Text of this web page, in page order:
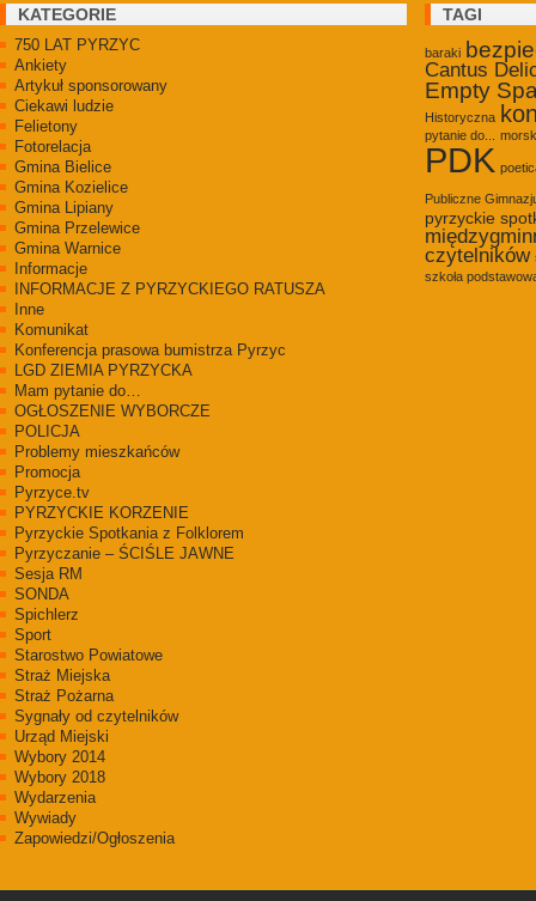
KATEGORIE
750 LAT PYRZYC
Ankiety
Artykuł sponsorowany
Ciekawi ludzie
Felietony
Fotorelacja
Gmina Bielice
Gmina Kozielice
Gmina Lipiany
Gmina Przelewice
Gmina Warnice
Informacje
INFORMACJE Z PYRZYCKIEGO RATUSZA
Inne
Komunikat
Konferencja prasowa bumistrza Pyrzyc
LGD ZIEMIA PYRZYCKA
Mam pytanie do…
OGŁOSZENIE WYBORCZE
POLICJA
Problemy mieszkańców
Promocja
Pyrzyce.tv
PYRZYCKIE KORZENIE
Pyrzyckie Spotkania z Folklorem
Pyrzyczanie – ŚCIŚLE JAWNE
Sesja RM
SONDA
Spichlerz
Sport
Starostwo Powiatowe
Straż Miejska
Straż Pożarna
Sygnały od czytelników
Urząd Miejski
Wybory 2014
Wybory 2018
Wydarzenia
Wywiady
Zapowiedzi/Ogłoszenia
TAGI
baraki
Cantus
Empty
Historyczna
pytanie do...
PDK
Publiczne
pyrzyckie
czytelników
szkoła